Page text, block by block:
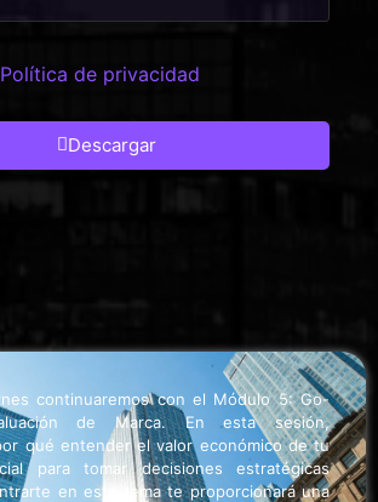
Política de privacidad
Descargar
continuaremos con el Módulo 5: Go-
de Marca. En esta sesión,
qué entender el valor económico de tu
para tomar decisiones estratégicas
en este tema te proporcionará una